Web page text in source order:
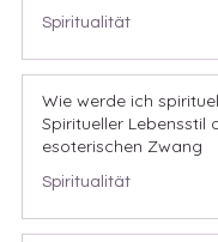
Spiritualität
Wie werde ich
Spiritueller Lebensstil
esoterischen Zwang
Spiritualität